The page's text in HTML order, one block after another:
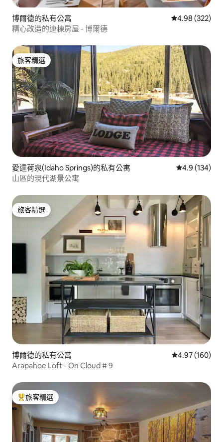
博爾德的私有公寓 從 322 則評價
4.98 (322)
精心改造的連棟房屋 - 博爾德
旅客精選
旅客精選
愛達荷泉(Idaho Springs)的私有公寓 從 134 則評
4.9 (134)
山區的現代湖景公寓
旅客精選
旅客精選
博爾德的私有公寓 從 160 則評價
4.97 (160)
Arapahoe Loft - On Cloud # 9
旅客精選榜首
旅客精選